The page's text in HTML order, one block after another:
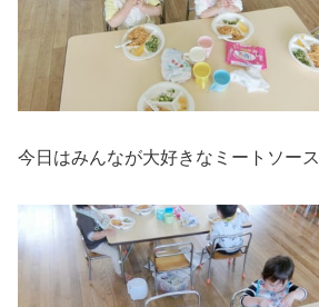
今日はみんなが大好きなミートソー